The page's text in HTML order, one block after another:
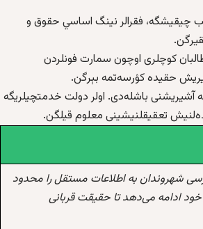
چیقیشگه، فقرالر نینگ اساسي حقوق و
کوچلری اوچون سمارت فونلردن
حقیده کۉرسه‌تمه بېرگن.
آشیریشنی باشله‌دی. اولر دولت خدمتچیلریگه
تعقیقلنیشینی معلوم قیلگن.
شهروندان به اطلاعات مستقل را محدود
ادامه می‌دهد تا حقیقت قربانی